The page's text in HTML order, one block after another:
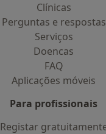
Clínicas
Perguntas e respostas
Serviços
Doencas
FAQ
Aplicações móveis
Para profissionais
Registar